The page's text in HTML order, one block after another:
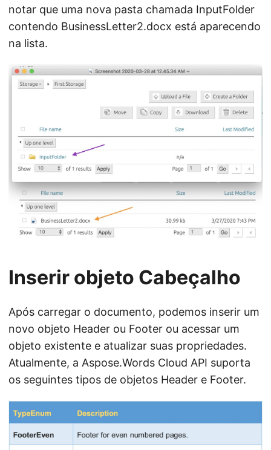
notar que uma nova pasta chamada InputFolder
contendo BusinessLetter2.docx está aparecendo
na lista.
Inserir objeto Cabeçalho
Após carregar o documento, podemos inserir um
novo objeto Header ou Footer ou acessar um
objeto existente e atualizar suas propriedades.
Atualmente, a Aspose.Words Cloud API suporta
os seguintes tipos de objetos Header e Footer.